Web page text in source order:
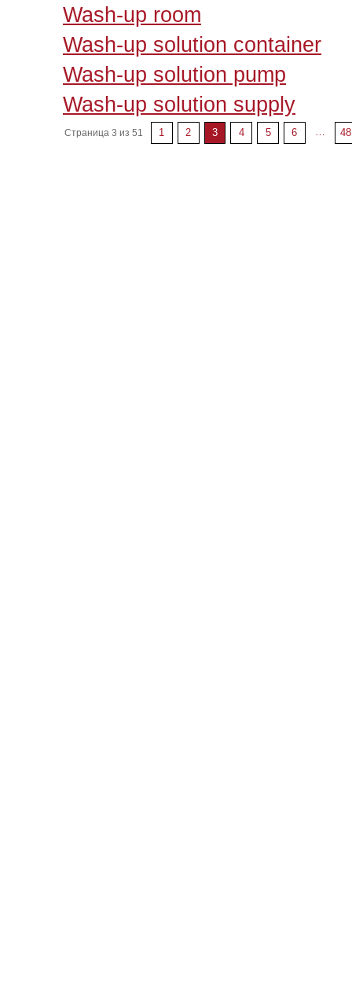
Wash-up room
Wash-up solution container
Wash-up solution pump
Wash-up solution supply
Страница 3 из 51 1 2 3 4 5 6 48